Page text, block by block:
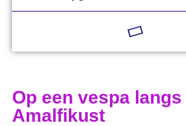
Op een vespa langs
Amalfikust